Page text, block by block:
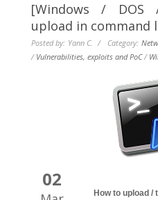
[Windows / DOS
upload in command
Posted by: Yann C. / Category:
/ Vulnerabilities, exploits and PoC/
02
How to upload